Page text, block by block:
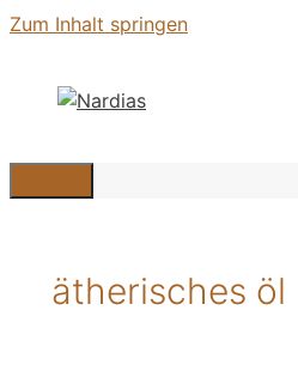
Zum Inhalt springen
ätherisches öl